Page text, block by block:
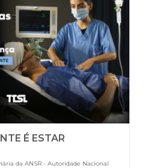
É ESTAR
da ANSR - Autoridade Nacional